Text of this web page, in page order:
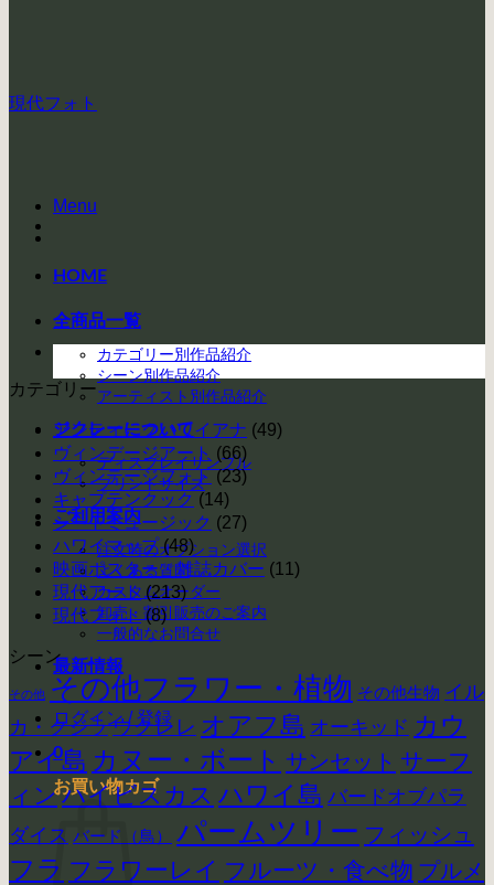
Menu
HOME
全商品一覧
カテゴリー別作品紹介
シーン別作品紹介
アーティスト別作品紹介
ジクレーについて
ディスプレイサンプル
プリントサイズ
ご利用案内
注文時のオプション選択
よくある質問
カスタムオーダー
卸売・割引販売のご案内
一般的なお問合せ
最新情報
ログイン / 登録
0
お買い物カゴ
現代フォト
カテゴリー
アンティークハワイアナ (49)
ヴィンデージアート (66)
ヴィンテージフォト (23)
キャプテンクック (14)
シートミュージック (27)
ハワイマップ (48)
映画ポスター・雑誌カバー (11)
現代アート (213)
現代フォト (8)
シーン
その他 その他フラワー・植物 その他生物 イル
カ・クジラ ウクレレ オアフ島 オーキッド カウ
アイ島 カヌー・ボート サンセット サーフ
ィンハイビスカス ハワイ島 バードオブパラ
ダイス バード（鳥） パームツリー フィッシュ
フラ フラワーレイ フルーツ・食べ物 プルメ